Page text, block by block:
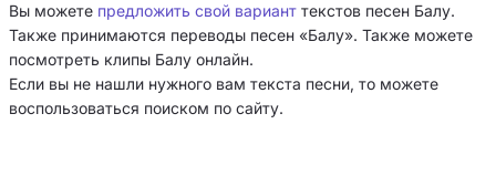
Вы можете предложить свой вариант текстов песен Балу.
Также принимаются переводы песен «Балу». Также можете
посмотреть клипы Балу онлайн.
Если вы не нашли нужного вам текста песни, то можете
воспользоваться поиском по сайту.